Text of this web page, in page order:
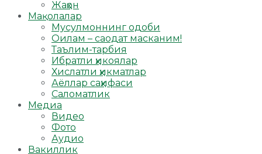
Жаҳон
Мақолалар
Мусулмоннинг одоби
Оилам – саодат масканим!
Таълим-тарбия
Ибратли ҳикоялар
Хислатли ҳикматлар
Аёллар саҳифаси
Саломатлик
Медиа
Видео
Фото
Аудио
Вакиллик